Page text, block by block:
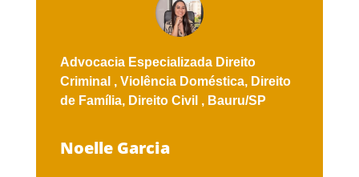
Advocacia Especializada Direito
Criminal , Violência Doméstica, Direito
de Família, Direito Civil , Bauru/SP
Noelle Garcia